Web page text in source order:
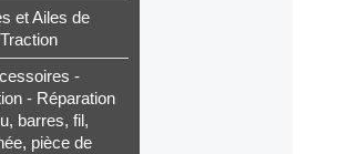
et Ailes de
Traction
-
- Réparation
barres, fil,
pièce de